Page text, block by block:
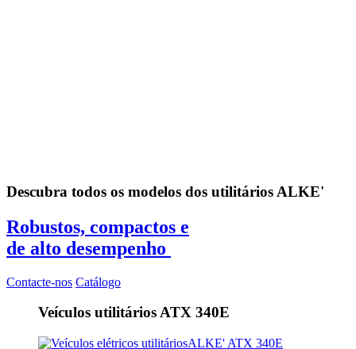
Descubra todos os modelos dos utilitários ALKE'
Robustos, compactos e
de alto desempenho
Contacte-nos Catálogo
Veículos utilitários ATX 340E